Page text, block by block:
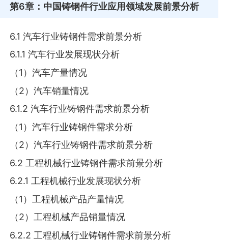
第6章 ：中国铸钢件行业应用领域发展前景分析
6.1 汽车行业铸钢件需求前景分析
6.1.1 汽车行业发展现状分析
（1）汽车产量情况
（2）汽车销量情况
6.1.2 汽车行业铸钢件需求前景分析
（1）汽车行业铸钢件需求分析
（2）汽车行业铸钢件需求前景分析
6.2 工程机械行业铸钢件需求前景分析
6.2.1 工程机械行业发展现状分析
（1）工程机械产品产量情况
（2）工程机械产品销量情况
6.2.2 工程机械行业铸钢件需求前景分析